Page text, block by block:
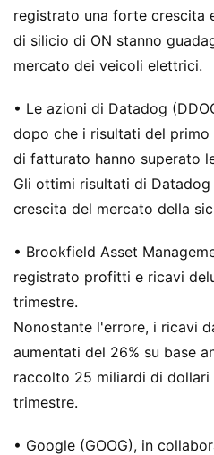
registrato una forte crescita
di silicio di ON stanno
mercato dei veicoli elettrici.
• Le azioni di Datadog
dopo che i risultati del
di fatturato hanno superato
Gli ottimi risultati di
crescita del mercato della
• Brookfield Asset
registrato profitti e ricavi
trimestre.
Nonostante l'errore, i ricavi
aumentati del 26% su base
raccolto 25 miliardi di
trimestre.
• Google (GOOG), in